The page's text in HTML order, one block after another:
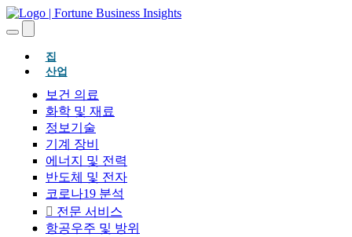
집(현재의)
산업
보건 의료
화학 및 재료
정보기술
기계 장비
에너지 및 전력
반도체 및 전자
코로나19 분석
전문 서비스
항공우주 및 방위